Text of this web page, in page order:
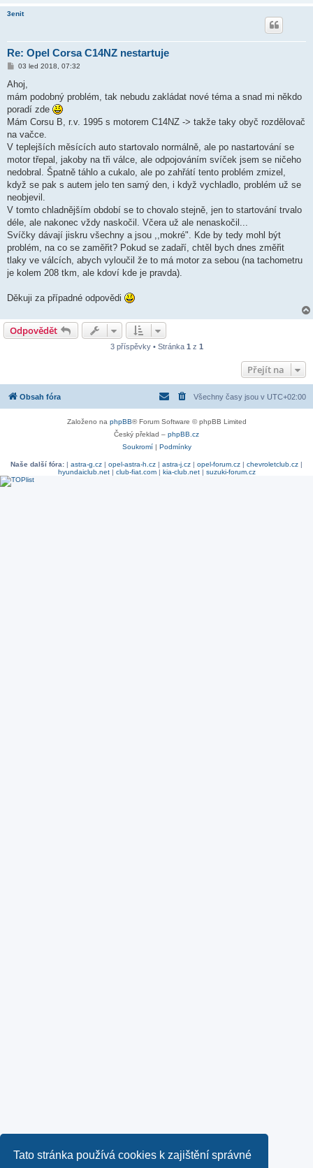
Tato stránka používá cookies k zajištění správné
3enit
Re: Opel Corsa C14NZ nestartuje
P
í
p
ě
e
k
03 led 2018, 07:32
Ahoj,
mám podobný problém, tak nebudu zakládat nové téma a snad mi někdo
poradí zde
Mám Corsu B, r.v. 1995 s motorem C14NZ -> takže taky obyč rozdělovač
na vačce.
V teplejších měsících auto startovalo normálně, ale po nastartování se
motor třepal, jakoby na tři válce, ale odpojováním svíček jsem se ničeho
nedobral. Špatně táhlo a cukalo, ale po zahřátí tento problém zmizel,
když se pak s autem jelo ten samý den, i když vychladlo, problém už se
neobjevil.
V tomto chladnějším období se to chovalo stejně, jen to startování trvalo
déle, ale nakonec vždy naskočil. Včera už ale nenaskočil...
Svíčky dávají jiskru všechny a jsou ,,mokré". Kde by tedy mohl být
problém, na co se zaměřit? Pokud se zadaří, chtěl bych dnes změřit
tlaky ve válcích, abych vyloučil že to má motor za sebou (na tachometru
je kolem 208 tkm, ale kdoví kde je pravda).
Děkuji za případné odpovědi
Odpovědět
3 příspěvky • Stránka 1 z 1
Přejít na
Obsah fóra Všechny časy jsou v UTC+02:00
Založeno na phpBB® Forum Software © phpBB Limited
Český překlad – phpBB.cz
Soukromí
Podmínky
Naše další fóra: astra-g.cz opel-astra-h.cz astra-j.cz opel-forum.cz chevroletclub.cz
hyundaiclub.net| club-fiat.com| kia-club.net| suzuki-forum.cz